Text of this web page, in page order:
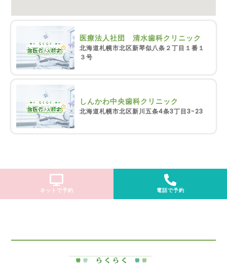
医療法人社団 清水歯科クリニック
北海道札幌市北区新琴似八条２丁目１番１
３号
しんかわ中央歯科クリニック
北海道札幌市北区新川五条4条3丁目3-23
ネットで予約 電話で予約